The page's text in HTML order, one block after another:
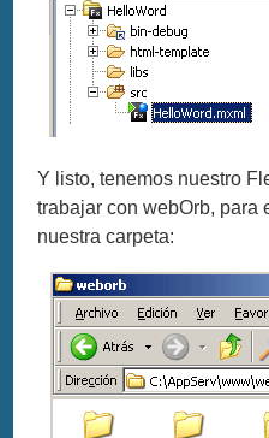
Y listo, tenemos nuestro
trabajar con webOrb, para
nuestra carpeta: